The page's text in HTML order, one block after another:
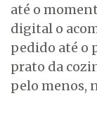
até o
digital o
pedido até o
prato da
pelo menos,